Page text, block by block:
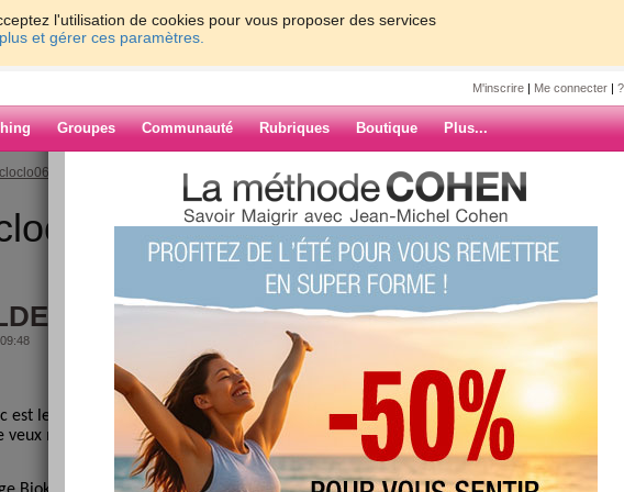
l'utilisation de cookies pour vous proposer des services
et gérer ces paramètres.
M'inscrire | Me connecter |
Groupes Communauté Rubriques Boutique Plus...
cloclo06 > J9.....SOLDES ET PLUIE
ET PLUIE
est le 1 er jour des soldes.... et pas envie de
mon four soldé à - 200 € il va falloir y
ARCHIVES